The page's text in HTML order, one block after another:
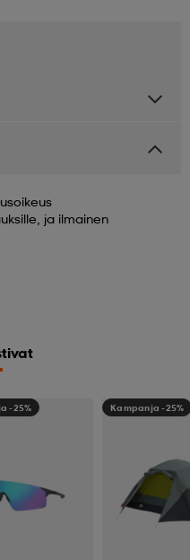
ja ilmainen
-25% Kampanja -25%